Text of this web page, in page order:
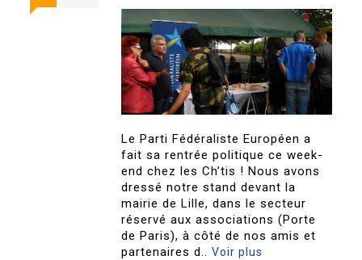
Le Parti Fédéraliste Européen a
fait sa rentrée politique ce week-
end chez les Ch’tis ! Nous avons
dressé notre stand devant la
mairie de Lille, dans le secteur
réservé aux associations (Porte
de Paris), à côté de nos amis et
partenaires d..Voir plus